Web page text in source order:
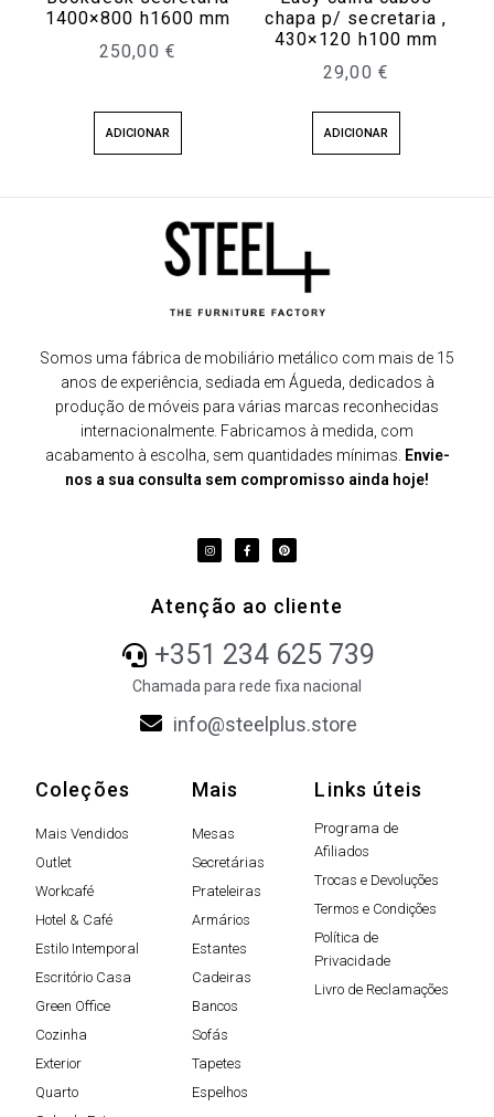
1400×800 h1600 mm
250,00 €
ADICIONAR
chapa p/ secretaria ,
430×120 h100 mm
29,00 €
ADICIONAR
Somos uma fábrica de mobiliário metálico com mais de 15
anos de experiência, sediada em Águeda, dedicados à
produção de móveis para várias marcas reconhecidas
internacionalmente. Fabricamos à medida, com
acabamento à escolha, sem quantidades mínimas. Envie-
nos a sua consulta sem compromisso ainda hoje!
Atenção ao cliente
+351 234 625 739
Chamada para rede fixa nacional
info@steelplus.store
Coleções
Mais Vendidos
Outlet
Workcafé
Hotel & Café
Estilo Intemporal
Escritório Casa
Green Office
Cozinha
Exterior
Quarto
Mais
Mesas
Secretárias
Prateleiras
Armários
Estantes
Cadeiras
Bancos
Sofás
Tapetes
Espelhos
Links úteis
Programa de
Afiliados
Trocas e Devoluções
Termos e Condições
Política de
Privacidade
Livro de Reclamações